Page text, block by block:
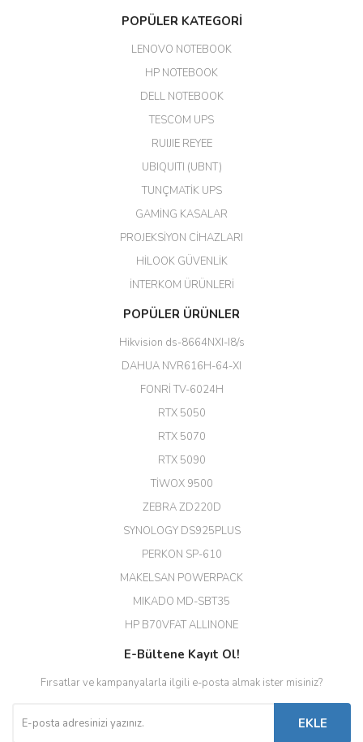
Aldığım ürün kapalı kutu teslim
edildi. Teşekkür ederim.
GÜRKAN KETHÜDAOĞLU |
Her şey için teşekkür ederim çok
Erdal Cingöz | 07/02/2026
Başarılı. Bu vasıfta bir ürünü bu
kadar uygun fiyata bulabilmek
büyük şans. Güvenliticaret
(HIKVISION DS-3E0326P-E/M(B)
EROL ÇAKMAK | 26/12/2025
Diğer yorumları göster
POPÜLER KATEGORİ
LENOVO NOTEBOOK
HP NOTEBOOK
DELL NOTEBOOK
TESCOM UPS
RUIJIE REYEE
UBIQUITI (UBNT)
TUNÇMATİK UPS
GAMİNG KASALAR
PROJEKSİYON CİHAZLARI
HİLOOK GÜVENLİK
İNTERKOM ÜRÜNLERİ
POPÜLER ÜRÜNLER
Hikvision ds-8664NXI-I8/s
DAHUA NVR616H-64-XI
FONRİ TV-6024H
RTX 5050
RTX 5070
RTX 5090
TİWOX 9500
ZEBRA ZD220D
SYNOLOGY DS925PLUS
PERKON SP-610
MAKELSAN POWERPACK
MIKADO MD-SBT35
HP B70VFAT ALLINONE
E-Bültene Kayıt Ol!
Fırsatlar ve kampanyalarla ilgili e-posta almak ister misiniz?
EKLE